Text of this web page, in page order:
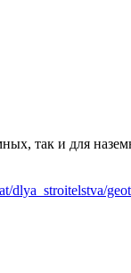
так и для
dlya_stroitelstva/